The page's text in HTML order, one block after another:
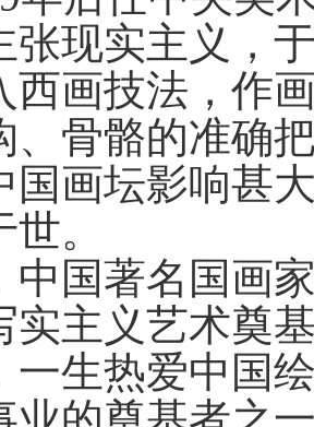
张现实主义，
西画技法，作
、骨骼的准确
国画坛影响甚
。
中国著名国画
实主义艺术奠
一生热爱中国